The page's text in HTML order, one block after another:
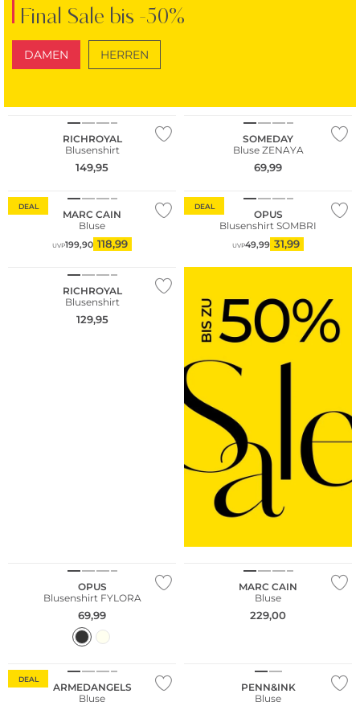
Final Sale bis -50%
DAMEN HERREN
RICHROYAL
Blusenshirt
149,95
SOMEDAY
Bluse ZENAYA
69,99
DEAL
MARC CAIN
Bluse
UVP199,90 118,99
DEAL
OPUS
Blusenshirt SOMBRI
UVP49,99 31,99
RICHROYAL
Blusenshirt
129,95
OPUS
Blusenshirt FYLORA
69,99
MARC CAIN
Bluse
229,00
DEAL
ARMEDANGELS
Bluse
PENN&INK
Bluse